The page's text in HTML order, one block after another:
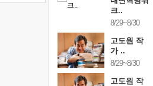
크..
8/29~8/30
고도원 작
가 ..
8/29~8/30
고도원 작